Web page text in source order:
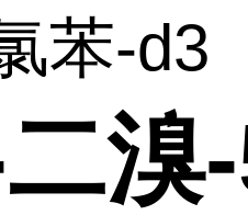
苯-d3
溴